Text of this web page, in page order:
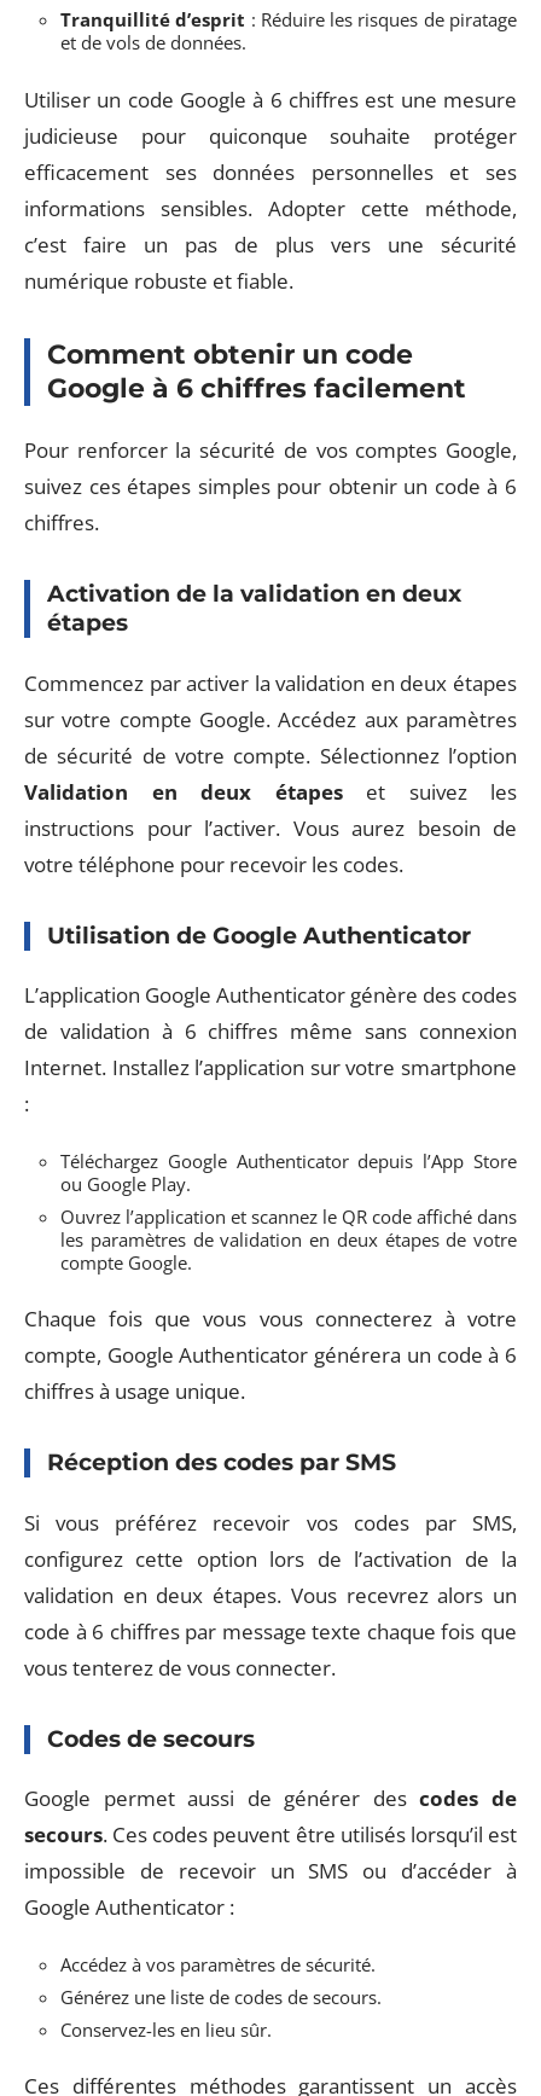
Tranquillité d’esprit : Réduire les risques de piratage
et de vols de données.
Utiliser un code Google à 6 chiffres est une mesure
judicieuse pour quiconque souhaite protéger
efficacement ses données personnelles et ses
informations sensibles. Adopter cette méthode,
c’est faire un pas de plus vers une sécurité
numérique robuste et fiable.
Comment obtenir un code
Google à 6 chiffres facilement
Pour renforcer la sécurité de vos comptes Google,
suivez ces étapes simples pour obtenir un code à 6
chiffres.
Activation de la validation en deux
étapes
Commencez par activer la validation en deux étapes
sur votre compte Google. Accédez aux paramètres
de sécurité de votre compte. Sélectionnez l’option
Validation en deux étapeset suivez les
instructions pour l’activer. Vous aurez besoin de
votre téléphone pour recevoir les codes.
Utilisation de Google Authenticator
L’application Google Authenticator génère des codes
de validation à 6 chiffres même sans connexion
Internet. Installez l’application sur votre smartphone
:
Téléchargez Google Authenticator depuis l’App Store
ou Google Play.
Ouvrez l’application et scannez le QR code affiché dans
les paramètres de validation en deux étapes de votre
compte Google.
Chaque fois que vous vous connecterez à votre
compte, Google Authenticator générera un code à 6
chiffres à usage unique.
Réception des codes par SMS
Si vous préférez recevoir vos codes par SMS,
configurez cette option lors de l’activation de la
validation en deux étapes. Vous recevrez alors un
code à 6 chiffres par message texte chaque fois que
vous tenterez de vous connecter.
Codes de secours
Google permet aussi de générer descodes de
secours. Ces codes peuvent être utilisés lorsqu’il est
impossible de recevoir un SMS ou d’accéder à
Google Authenticator :
Accédez à vos paramètres de sécurité.
Générez une liste de codes de secours.
Conservez-les en lieu sûr.
Ces différentes méthodes garantissent un accès